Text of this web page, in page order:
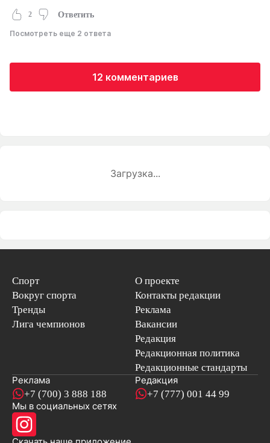
2 Ответить
Посмотреть еще 2 ответа
12 комментариев
Загрузка...
Спорт
Вокруг спорта
Тренды
Лига чемпионов
О проекте
Контакты редакции
Реклама
Вакансии
Редакция
Редакционная политика
Редакционные стандарты
Реклама
+7 (700) 3 888 188
Редакция
+7 (777) 001 44 99
Мы в социальных сетях